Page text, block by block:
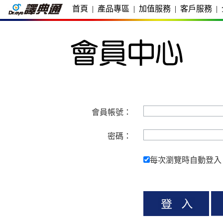
首頁 | 產品專區 | 加值服務 | 客戶服務 |
會員帳號：
密碼：
每次瀏覽時自動登入